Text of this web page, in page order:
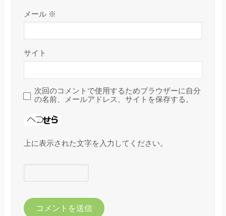
メール ※
サイト
次回のコメントで使用するためブラウザーに自分
の名前、メールアドレス、サイトを保存する。
上に表示された文字を入力してください。